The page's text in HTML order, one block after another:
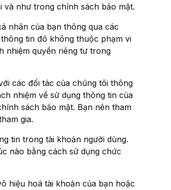
và như trong chính sách bảo mật.
nhân của bạn thông qua các
tin đó không thuộc phạm vi
nhiệm quyền riêng tư trong
các đối tác của chúng tôi thông
nhiệm về sử dụng thông tin của
sách bảo mật. Bạn nên tham
gia.
tin trong tài khoản người dùng.
nào bằng cách sử dụng chức
hiệu hoá tài khoản của bạn hoặc